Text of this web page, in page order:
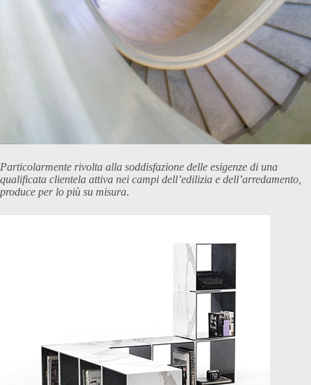
Particolarmente rivolta alla soddisfazione delle esigenze di una
qualificata clientela attiva nei campi dell’edilizia e dell’arredamento,
produce per lo più su misura.